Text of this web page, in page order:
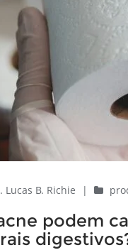
Lucas B. Richie |
podem